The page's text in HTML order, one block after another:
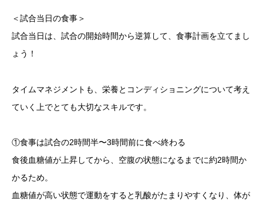
＜試合当日の食事＞
試合当日は、試合の開始時間から逆算して、食事計画を立てまし
ょう！
タイムマネジメントも、栄養とコンディショニングについて考え
ていく上でとても大切なスキルです。
①食事は試合の2時間半〜3時間前に食べ終わる
食後血糖値が上昇してから、空腹の状態になるまでに約2時間か
かるため。
血糖値が高い状態で運動をすると乳酸がたまりやすくなり、体が